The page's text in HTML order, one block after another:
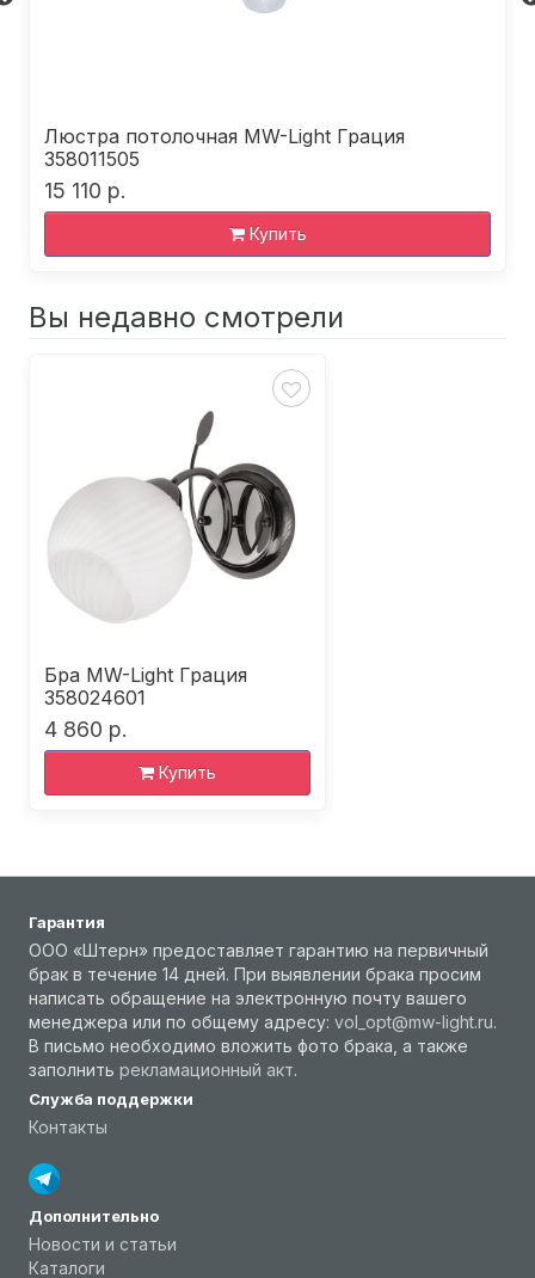
Люстра потолочная MW-Light Грация
358011505
15 110 р.
Купить
Вы недавно смотрели
Бра MW-Light Грация
358024601
4 860 р.
Купить
Гарантия
ООО «Штерн» предоставляет гарантию на первичный
брак в течение 14 дней. При выявлении брака просим
написать обращение на электронную почту вашего
менеджера или по общему адресу: vol_opt@mw-light.ru.
В письмо необходимо вложить фото брака, а также
заполнить рекламационный акт.
Служба поддержки
Контакты
Дополнительно
Новости и статьи
Каталоги